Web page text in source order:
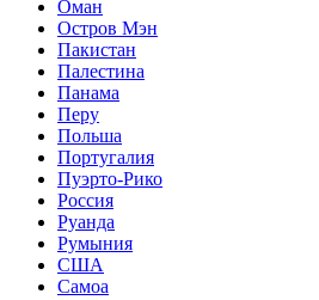
Оман
Остров Мэн
Пакистан
Палестина
Панама
Перу
Польша
Португалия
Пуэрто-Рико
Россия
Руанда
Румыния
США
Самоа